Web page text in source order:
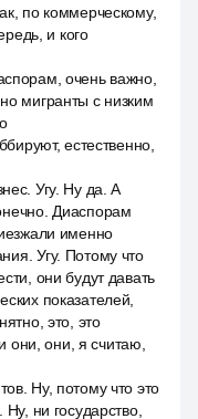
по коммерческому,
и кого
очень важно,
мигранты с низким
естественно,
Угу. Ну да. А
Диаспорам
именно
Угу. Потому что
они будут давать
показателей,
это, это
они, они, я считаю,
Ну, потому что это
ни государство,